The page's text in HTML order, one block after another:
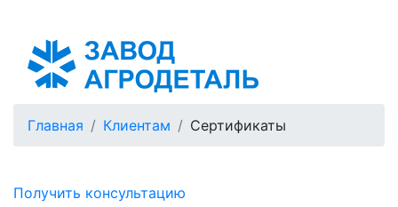
Главная Клиентам Сертификаты
Получить консультацию